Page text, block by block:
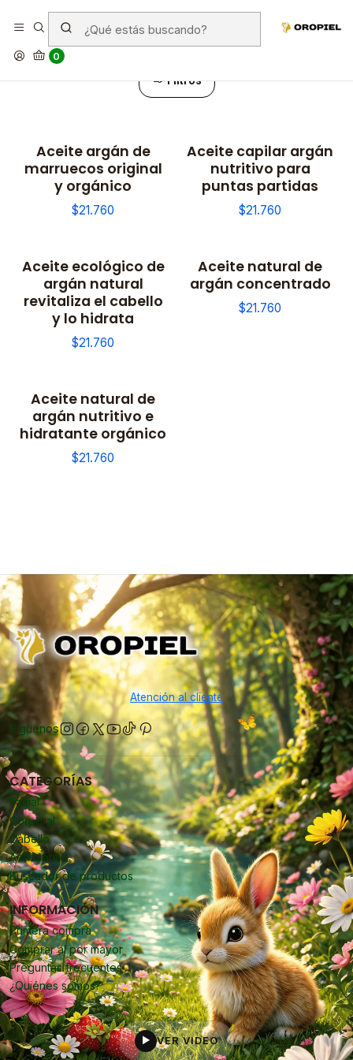
0
Aceites
Filtros
Aceite argán de
marruecos original
y orgánico
$21.760
Aceite capilar argán
nutritivo para
puntas partidas
$21.760
Aceite ecológico de
argán natural
revitaliza el cabello
y lo hidrata
$21.760
Aceite natural de
argán concentrado
$21.760
Aceite natural de
argán nutritivo e
hidratante orgánico
$21.760
Atención al cliente
Síguenos
CATEGORÍAS
Facial
Corporal
Cabello
Accesorios
Buscador de productos
INFORMACIÓN
Primera compra
Comprar al por mayor
Preguntas frecuentes
¿Quiénes somos?
▶ VER VIDEO